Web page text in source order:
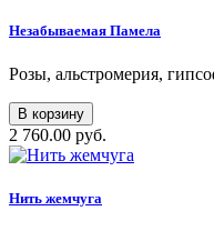
Незабываемая Памела
Розы, альстромерия,
В корзину
2 760.00 руб.
Нить жемчуга